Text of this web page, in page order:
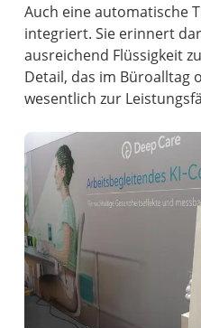
Auch eine automatische
integriert. Sie erinnert
ausreichend Flüssigkeit
Detail, das im Büroalltag
wesentlich zur